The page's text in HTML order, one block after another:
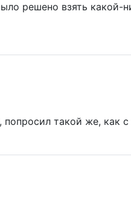
решено взять какой-
такой же, как